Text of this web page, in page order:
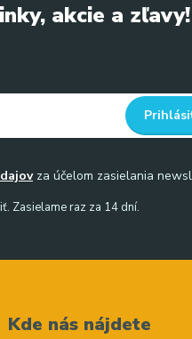
akcie a zľavy!
za účelom zasielania
Zasielame raz za 14 dní.
Kde nás nájdete